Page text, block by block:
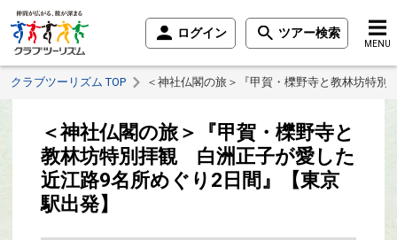
ログイン ツアー検索
MENU
クラブツーリズム TOP ＜神社仏閣の旅＞『甲賀・櫟野寺と教林坊特
＜神社仏閣の旅＞『甲賀・櫟野寺と
教林坊特別拝観 白洲正子が愛した
近江路9名所めぐり2日間』【東京
駅出発】